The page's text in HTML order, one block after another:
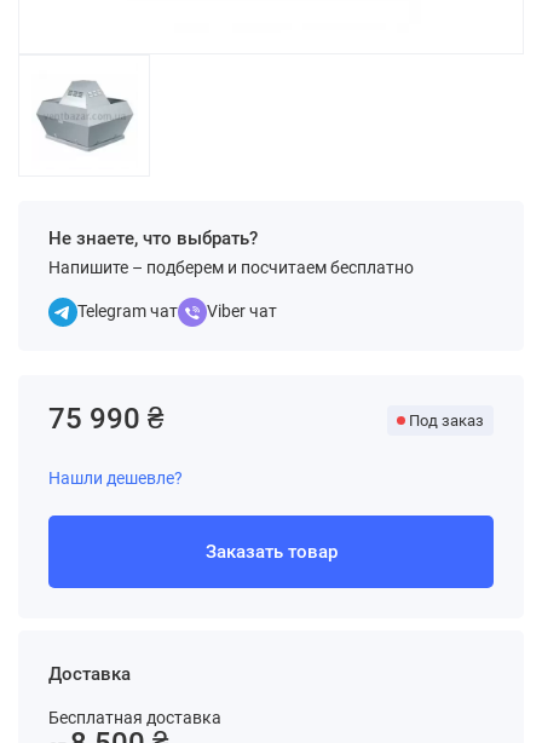
Не знаете, что выбрать?
Напишите – подберем и посчитаем бесплатно
Telegram чат Viber чат
Доставка
Бесплатная доставка
75 990 ₴ Под заказ
Нашли дешевле?
Заказать товар